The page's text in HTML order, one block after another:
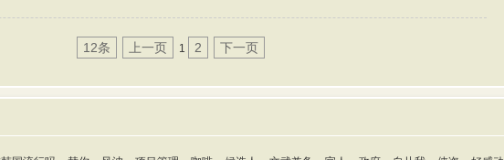
12条 上一页 1 2 下一页